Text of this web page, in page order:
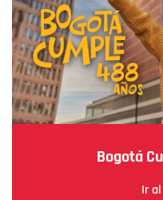
Bogotá
Ir